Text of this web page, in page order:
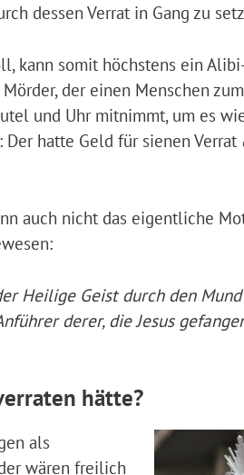
dessen Verrat in Gang zu
kann somit höchstens ein
der einen Menschen
und Uhr mitnimmt, um es
hatte Geld für sienen Verrat
auch nicht das eigentliche
Heilige Geist durch den
derer, die Jesus
hätte?
als
wären freilich